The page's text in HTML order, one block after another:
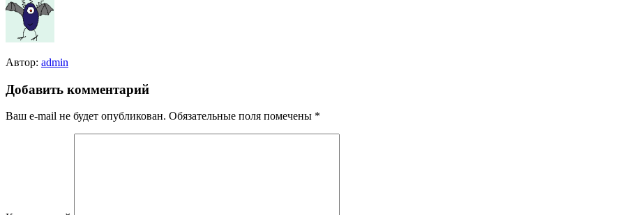
Автор: admin
Добавить комментарий
Ваш e-mail не будет опубликован. Обязательные поля помечены *